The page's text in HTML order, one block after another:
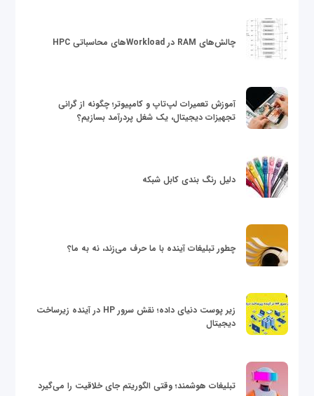
چالش‌های RAM در Workloadهای محاسباتی HPC
آموزش تعمیرات لپ‌تاپ و کامپیوتر؛ چگونه از گرانی
تجهیزات دیجیتال، یک شغل پردرآمد بسازیم؟
دلیل رنگ بندی کابل شبکه
چطور تبلیغات آینده با ما حرف می‌زند، نه به ما؟
زیر پوست دنیای داده؛ نقش سرور HP در آینده زیرساخت
دیجیتال
تبلیغات هوشمند؛ وقتی الگوریتم جای خلاقیت را می‌گیرد